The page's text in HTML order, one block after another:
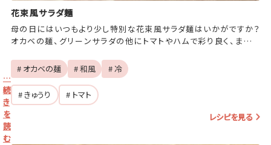
花束風サラダ麺
母の日にはいつもより少し特別な花束風サラダ麺はいかがですか？
オカベの麺、グリーンサラダの他にトマトやハムで彩り良く、まるで
も楽しそうですね♪
# オカベの麺 # 和風 # 冷
# きゅうり
# トマト
レシピを見る
…
続
き
を
読
む